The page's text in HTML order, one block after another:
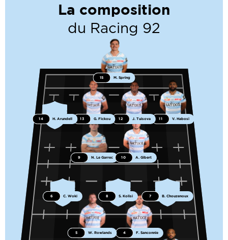
La composition
du Racing 92
4 F. Sanconnie
5 W. Rowlands
6 C. Woki 7 B. Chouzenoux
8 S. Kolisi
9 N. Le Garrec 10 A. Gibert
11 V. Habosi
12 J. Tuisova
13 G. Fickou
14 H. Arundell
15 M. Spring